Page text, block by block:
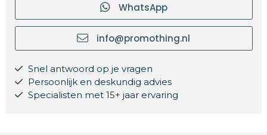
WhatsApp
info@promothing.nl
Snel antwoord op je vragen
Persoonlijk en deskundig advies
Specialisten met 15+ jaar ervaring